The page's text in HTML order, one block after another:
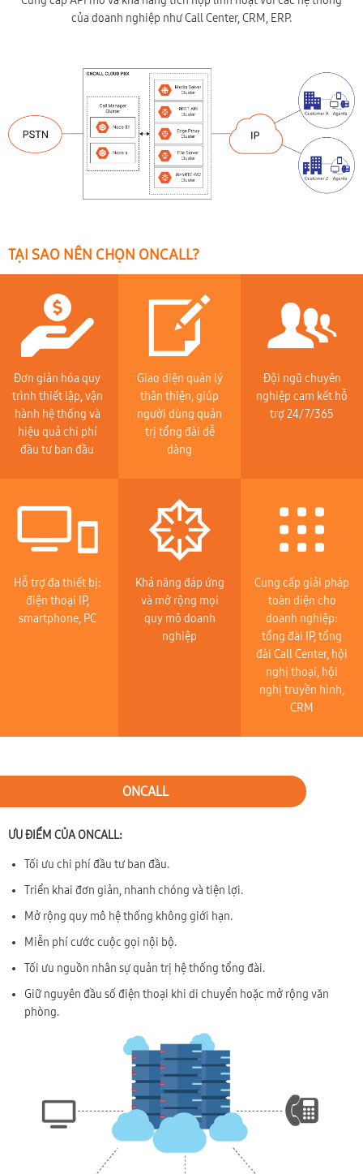
của doanh nghiệp như Call Center, CRM, ERP.
TẠI SAO NÊN CHỌN ONCALL?
Đơn giản hóa quy
trình thiết lập, vận
hành hệ thống và
hiệu quả chi phí
đầu tư ban đầu
Giao diện quản lý
thân thiện, giúp
người dùng quản
trị tổng đài dễ
dàng
Đội ngũ chuyên
nghiệp cam kết hỗ
trợ 24/7/365
Hỗ trợ đa thiết bị:
điện thoại IP,
smartphone, PC
Khả năng đáp ứng
và mở rộng mọi
quy mô doanh
nghiệp
Cung cấp giải pháp
toàn diện cho
doanh nghiệp:
tổng đài IP, tổng
đài Call Center, hội
nghị thoại, hội
nghị truyền hình,
CRM
ONCALL
ƯU ĐIỂM CỦA ONCALL:
Tối ưu chi phí đầu tư ban đầu.
Triển khai đơn giản, nhanh chóng và tiện lợi.
Mở rộng quy mô hệ thống không giới hạn.
Miễn phí cước cuộc gọi nội bộ.
Tối ưu nguồn nhân sự quản trị hệ thống tổng đài.
Giữ nguyên đầu số điện thoại khi di chuyển hoặc mở rộng văn
phòng.